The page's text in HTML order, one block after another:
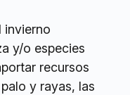
invierno
y/o especies
recursos
y rayas, las